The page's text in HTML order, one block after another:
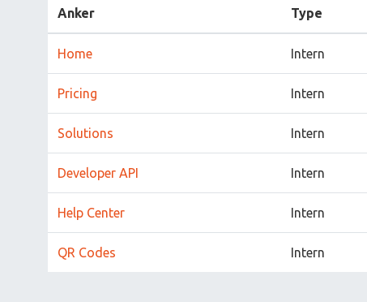
Anker Type
Home Intern
Pricing Intern
Solutions Intern
Developer API Intern
Help Center Intern
QR Codes Intern